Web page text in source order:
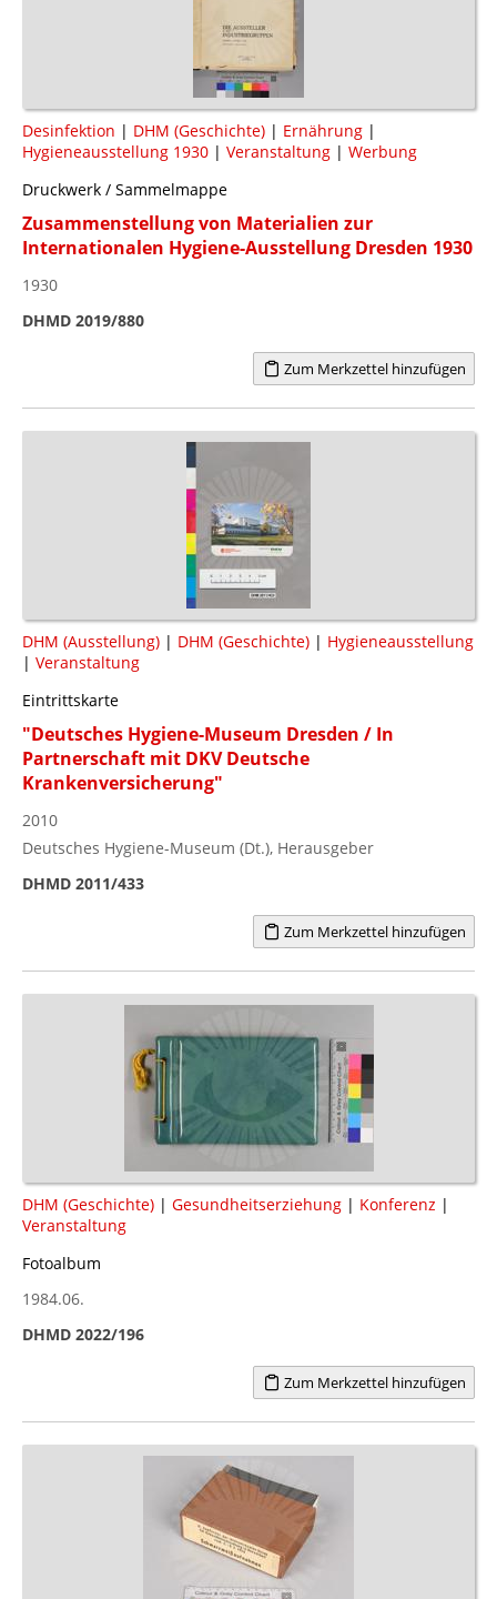
Desinfektion | DHM (Geschichte) | Ernährung |
Hygieneausstellung 1930 | Veranstaltung | Werbung
Druckwerk / Sammelmappe
Zusammenstellung von Materialien zur
Internationalen Hygiene-Ausstellung Dresden 1930
1930
DHMD 2019/880
Zum Merkzettel hinzufügen
DHM (Ausstellung) | DHM (Geschichte) | Hygieneausstellung
| Veranstaltung
Eintrittskarte
"Deutsches Hygiene-Museum Dresden / In
Partnerschaft mit DKV Deutsche
Krankenversicherung"
2010
Deutsches Hygiene-Museum (Dt.), Herausgeber
DHMD 2011/433
Zum Merkzettel hinzufügen
DHM (Geschichte) | Gesundheitserziehung | Konferenz |
Veranstaltung
Fotoalbum
1984.06.
DHMD 2022/196
Zum Merkzettel hinzufügen